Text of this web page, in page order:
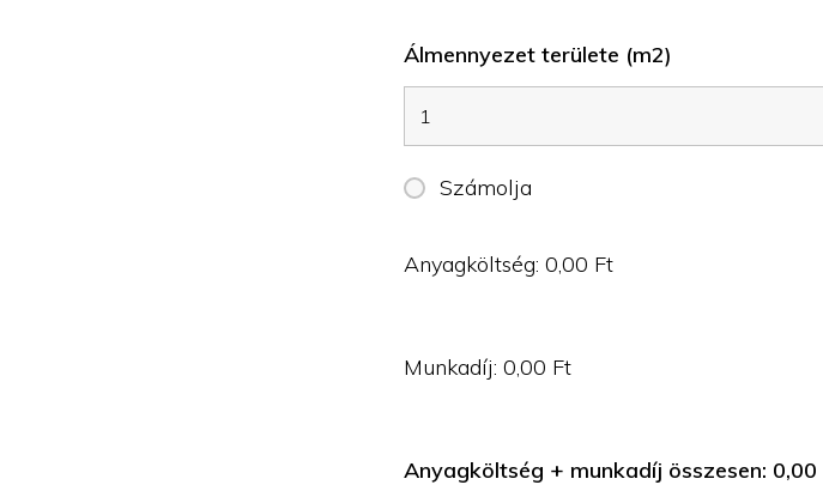
Álmennyezet területe (m2)
Számolja
Anyagköltség: 0,00 Ft
Munkadíj: 0,00 Ft
Anyagköltség + munkadíj összesen: 0,00